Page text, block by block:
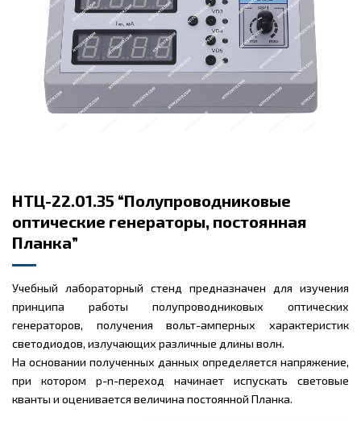
НТЦ-22.01.35 “Полупроводниковые
оптические генераторы, постоянная
Планка”
Учебный лабораторный стенд предназначен для изучения
принципа работы полупроводниковых оптических
генераторов, получения вольт-амперных характеристик
светодиодов, излучающих различные длины волн.
На основании полученных данных определяется напряжение,
при котором p-n-переход начинает испускать световые
кванты и оценивается величина постоянной Планка.